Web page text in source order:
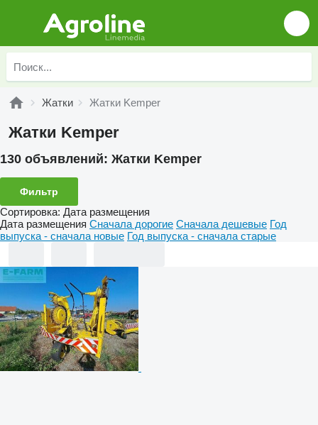
Жатки Жатки Kemper
Жатки Kemper
130 объявлений: Жатки Kemper
Фильтр
Сортировка: Дата размещения
Дата размещения Сначала дорогие Сначала дешевые Год
выпуска - сначала новые Год выпуска - сначала старые